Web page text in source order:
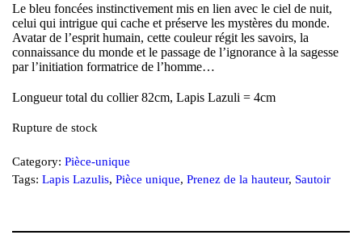
Le bleu foncées instinctivement mis en lien avec le ciel de nuit,
celui qui intrigue qui cache et préserve les mystères du monde.
Avatar de l’esprit humain, cette couleur régit les savoirs, la
connaissance du monde et le passage de l’ignorance à la sagesse
par l’initiation formatrice de l’homme…
Longueur total du collier 82cm, Lapis Lazuli = 4cm
Rupture de stock
Category: Pièce-unique
Tags: Lapis Lazulis, Pièce unique, Prenez de la hauteur, Sautoir